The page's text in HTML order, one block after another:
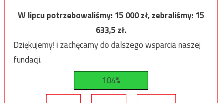
W lipcu potrzebowaliśmy:15 000zł, zebraliśmy:15
633,5zł.
Dziękujemy! i zachęcamy do dalszego wsparcia naszej
fundacji.
104%